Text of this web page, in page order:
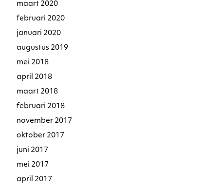
maart 2020
februari 2020
januari 2020
augustus 2019
mei 2018
april 2018
maart 2018
februari 2018
november 2017
oktober 2017
juni 2017
mei 2017
april 2017